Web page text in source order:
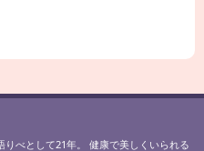
べとして21年。 健康で美しくいられる